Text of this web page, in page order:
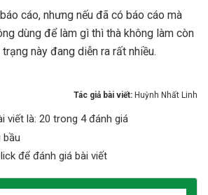
cáo, nhưng nếu đã có báo cáo mà
dùng để làm gì thì thà không làm còn
này đang diễn ra rất nhiều.
Tác giả bài viết: Huỳnh Nhất Linh
viết là: 20 trong 4 đánh giá
để đánh giá bài viết